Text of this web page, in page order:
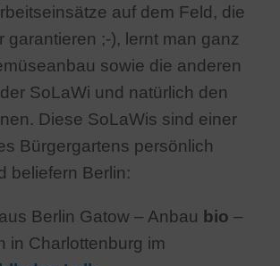
auf dem Feld, die
garantieren ;-), lernt man ganz
sowie die anderen
SoLaWi und natürlich den
Diese SoLaWis sind einer
Bürgergartens persönlich
beliefern Berlin:
aus Berlin Gatow – Anbau bio –
in Charlottenburg im